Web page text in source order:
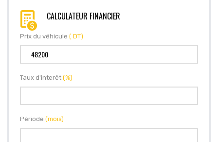
CALCULATEUR FINANCIER
Prix du véhicule ( DT)
Taux d'interêt (%)
Période (mois)